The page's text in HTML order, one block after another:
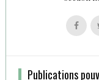
us
Publications